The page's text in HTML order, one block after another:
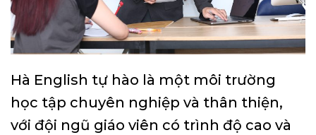
Hà English tự hào là một môi trường
học tập chuyên nghiệp và thân thiện,
với đội ngũ giáo viên có trình độ cao và